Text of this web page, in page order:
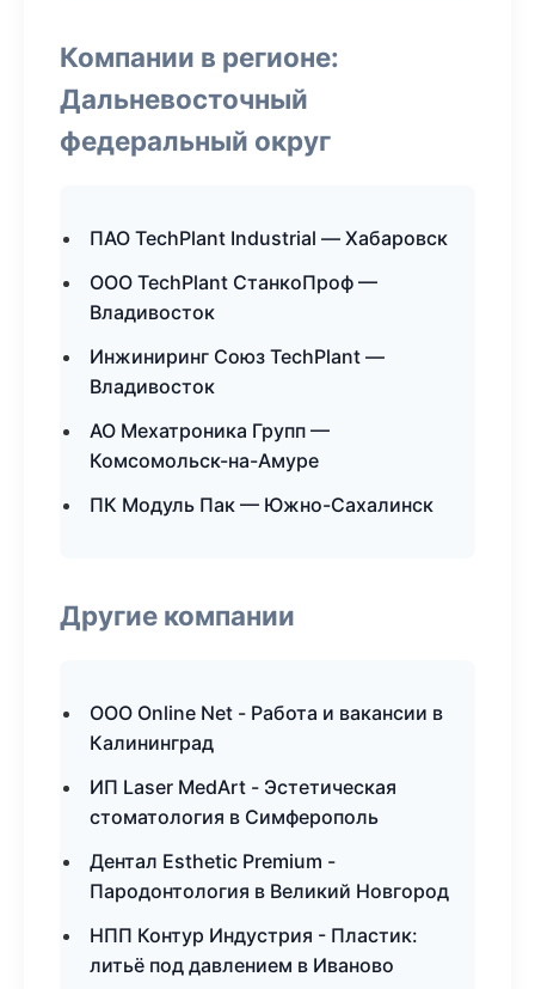
Компании в регионе:
Дальневосточный
федеральный округ
ПАО TechPlant Industrial — Хабаровск
ООО TechPlant СтанкоПроф —
Владивосток
Инжиниринг Союз TechPlant —
Владивосток
АО Мехатроника Групп —
Комсомольск-на-Амуре
ПК Модуль Пак — Южно-Сахалинск
Другие компании
ООО Online Net - Работа и вакансии в
Калининград
ИП Laser MedArt - Эстетическая
стоматология в Симферополь
Дентал Esthetic Premium -
Пародонтология в Великий Новгород
НПП Контур Индустрия - Пластик:
литьё под давлением в Иваново